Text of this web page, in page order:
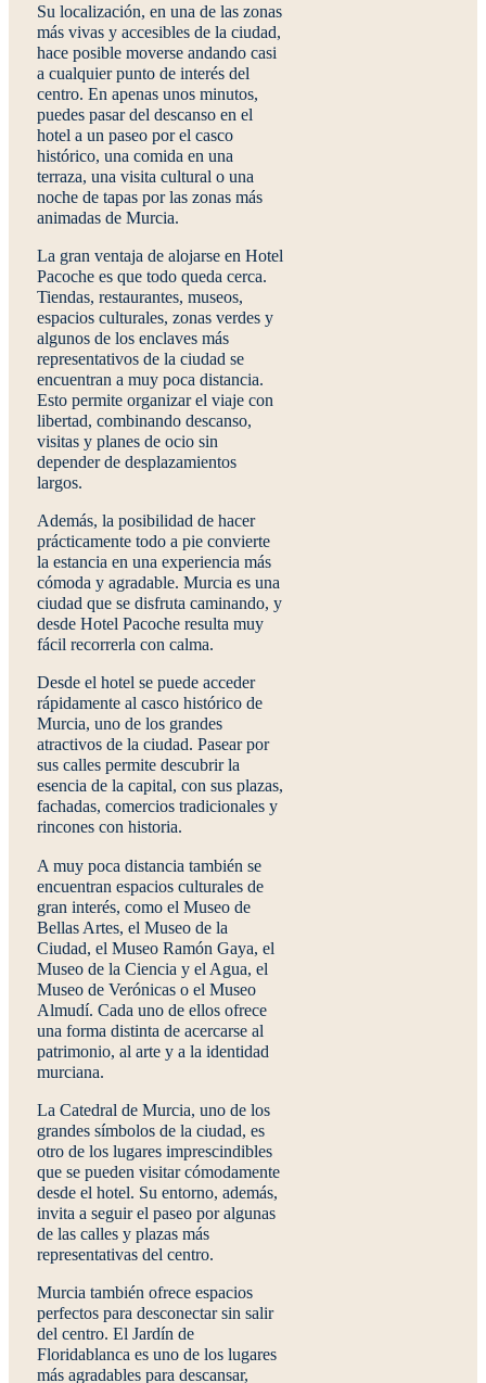
Su localización, en una de las zonas
más vivas y accesibles de la ciudad,
hace posible moverse andando casi
a cualquier punto de interés del
centro. En apenas unos minutos,
puedes pasar del descanso en el
hotel a un paseo por el casco
histórico, una comida en una
terraza, una visita cultural o una
noche de tapas por las zonas más
animadas de Murcia.
La gran ventaja de alojarse en Hotel
Pacochees que todo queda cerca.
Tiendas, restaurantes, museos,
espacios culturales, zonas verdes y
algunos de los enclaves más
representativos de la ciudad se
encuentran a muy poca distancia.
Esto permite organizar el viaje con
libertad, combinando descanso,
visitas y planes de ocio sin
depender de desplazamientos
largos.
Además, la posibilidad de hacer
prácticamente todo a pie convierte
la estancia en una experiencia más
cómoda y agradable. Murcia es una
ciudad que se disfruta caminando, y
desde Hotel Pacoche resulta muy
fácil recorrerla con calma.
Desde el hotel se puede acceder
rápidamente al casco histórico de
Murcia, uno de los grandes
atractivos de la ciudad. Pasear por
sus calles permite descubrir la
esencia de la capital, con sus plazas,
fachadas, comercios tradicionales y
rincones con historia.
A muy poca distancia también se
encuentran espacios culturales de
gran interés, como el Museo de
Bellas Artes, el Museo de la
Ciudad, el Museo Ramón Gaya, el
Museo de la Ciencia y el Agua, el
Museo de Verónicas o el Museo
Almudí. Cada uno de ellos ofrece
una forma distinta de acercarse al
patrimonio, al arte y a la identidad
murciana.
La Catedral de Murcia, uno de los
grandes símbolos de la ciudad, es
otro de los lugares imprescindibles
que se pueden visitar cómodamente
desde el hotel. Su entorno, además,
invita a seguir el paseo por algunas
de las calles y plazas más
representativas del centro.
Murcia también ofrece espacios
perfectos para desconectar sin salir
del centro. El Jardín de
Floridablancaes uno de los lugares
más agradables para descansar,